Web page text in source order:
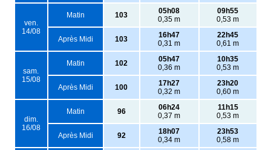
ven.
14/08
Matin 103
05h08
0,35 m
09h55
0,53 m
Après Midi 103
16h47
0,31 m
22h45
0,61 m
sam.
15/08
Matin 102
05h47
0,36 m
10h35
0,53 m
Après Midi 100
17h27
0,32 m
23h20
0,60 m
dim.
16/08
Matin 96
06h24
0,37 m
11h15
0,53 m
Après Midi 92
18h07
0,34 m
23h53
0,58 m